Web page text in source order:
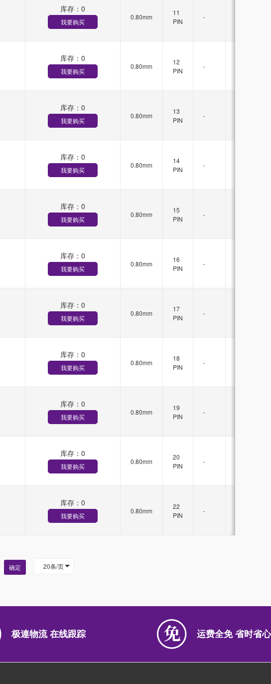
库存： 0
我要购买
0.80mm
11
PIN
-
库存： 0
我要购买
0.80mm
12
PIN
-
库存： 0
我要购买
0.80mm
13
PIN
-
库存： 0
我要购买
0.80mm
14
PIN
-
库存： 0
我要购买
0.80mm
15
PIN
-
库存： 0
我要购买
0.80mm
16
PIN
-
库存： 0
我要购买
0.80mm
17
PIN
-
库存： 0
我要购买
0.80mm
18
PIN
-
库存： 0
我要购买
0.80mm
19
PIN
-
库存： 0
我要购买
0.80mm
20
PIN
-
库存： 0
我要购买
0.80mm
22
PIN
-
确定 20条/页
极連物流 在线跟踪 运费全免 省时省心